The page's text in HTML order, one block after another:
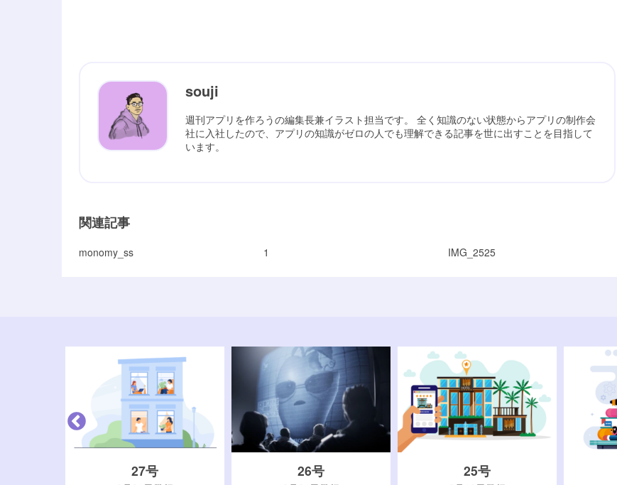
souji
週刊アプリを作ろうの編集長兼イラスト担当です。 全く知識のない状態からアプリの制作会
社に入社したので、アプリの知識がゼロの人でも理解できる記事を世に出すことを目指して
います。
関連記事
monomy_ss 1 IMG_2525
27号 26号 25号